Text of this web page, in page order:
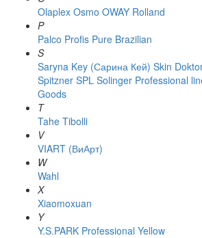
Olaplex Osmo OWAY Rolland
P
Palco Profis Pure Brazilian
S
Saryna Key (Сарина Кей) Skin
Spitzner SPL Solinger Professional
Goods
T
Tahe Tibolli
V
VIART (ВиАрт)
W
Wahl
X
Xiaomoxuan
Y
Y.S.PARK Professional Yellow